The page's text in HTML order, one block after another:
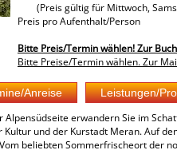
(Preis gültig für Mittwoch,
Preis pro Aufenthalt/Person
Bitte Preis/Termin wählen! Zur
Bitte Preise/Termin wählen. Zur
erwandern Sie im
und der Kurstadt Meran. Auf
beliebten Sommerfrischeort der